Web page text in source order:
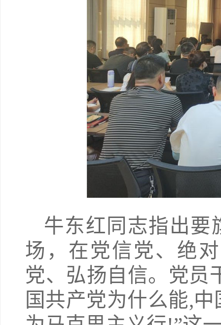
牛东红同志指出要
场，在党信党、绝
党、弘扬自信。党员
国共产党为什么能,